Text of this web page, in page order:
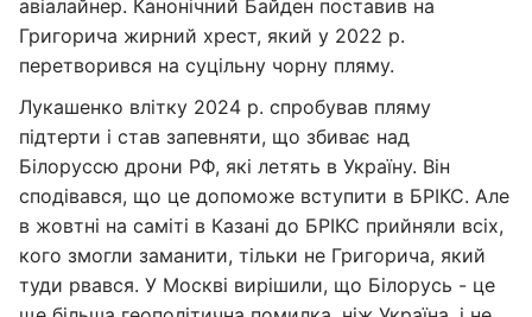
авіалайнер. Канонічний Байден поставив на
Григорича жирний хрест, який у 2022 р.
перетворився на суцільну чорну пляму.
Лукашенко влітку 2024 р. спробував пляму
підтерти і став запевняти, що збиває над
Білоруссю дрони РФ, які летять в Україну. Він
сподівався, що це допоможе вступити в БРІКС. Але
в жовтні на саміті в Казані до БРІКС прийняли всіх,
кого змогли заманити, тільки не Григорича, який
туди рвався. У Москві вирішили, що Білорусь - це